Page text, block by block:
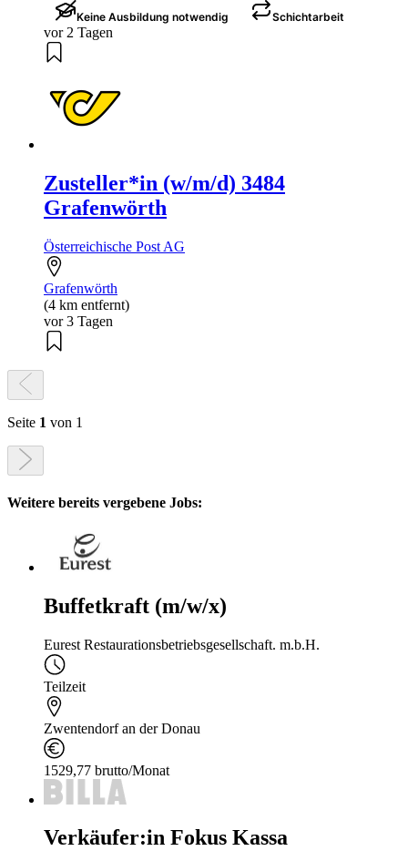
Keine Ausbildung notwendig Schichtarbeit
vor 2 Tagen
Zusteller*in (w/m/d) 3484
Grafenwörth
Österreichische Post AG
Grafenwörth
(4 km entfernt)
vor 3 Tagen
Seite 1 von 1
Weitere bereits vergebene Jobs:
Buffetkraft (m/w/x)
Eurest Restaurationsbetriebsgesellschaft. m.b.H.
Teilzeit
Zwentendorf an der Donau
1529,77 brutto/Monat
Verkäufer:in Fokus Kassa